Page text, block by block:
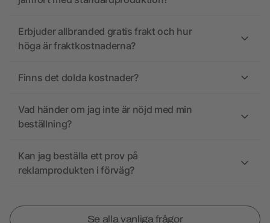
Erbjuder allbranded gratis frakt och hur
höga är fraktkostnaderna?
Finns det dolda kostnader?
Vad händer om jag inte är nöjd med min
beställning?
Kan jag beställa ett prov på
reklamprodukten i förväg?
Se alla vanliga frågor